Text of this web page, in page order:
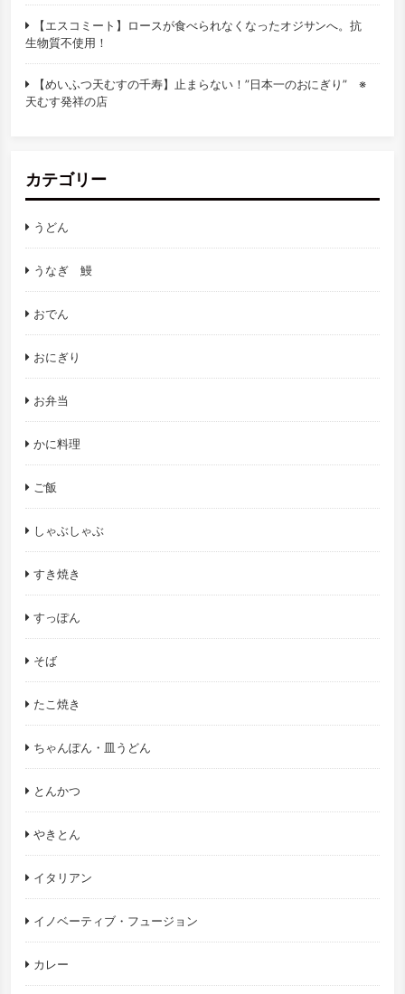
【エスコミート】ロースが食べられなくなったオジサンへ。抗
生物質不使用！
【めいふつ天むすの千寿】止まらない！”日本一のおにぎり” ※
天むす発祥の店
カテゴリー
うどん
うなぎ 鰻
おでん
おにぎり
お弁当
かに料理
ご飯
しゃぶしゃぶ
すき焼き
すっぽん
そば
たこ焼き
ちゃんぽん・皿うどん
とんかつ
やきとん
イタリアン
イノベーティブ・フュージョン
カレー